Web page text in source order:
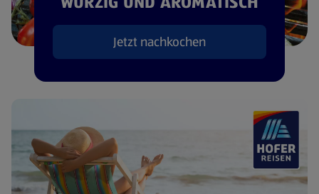
Jetzt nachkochen